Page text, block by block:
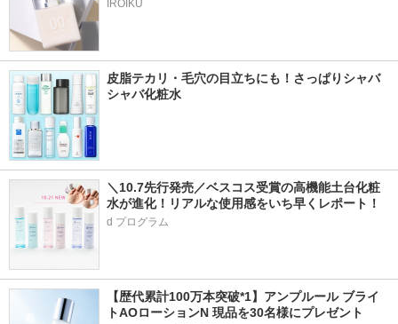
IROIKU
皮脂テカリ・毛穴の目立ちにも！さっぱりシャバ
シャバ化粧水
＼10.7先行発売／ベスコス受賞の高機能土台化粧
水が進化！リアルな使用感をいち早くレポート！
d プログラム
【歴代累計100万本突破*1】アンプルール ブライ
トAOローションN 現品を30名様にプレゼント